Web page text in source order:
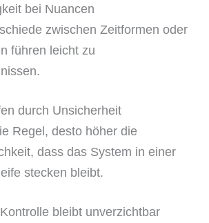
bei Nuancen
zwischen Zeitformen oder
führen leicht zu
durch Unsicherheit
Regel, desto höher die
dass das System in einer
stecken bleibt.
bleibt unverzichtbar